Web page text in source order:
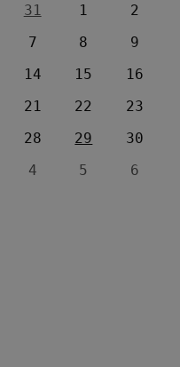
31 1
2
7 8
9
14 15
16
21 22
23
28 29
30
4 5 6